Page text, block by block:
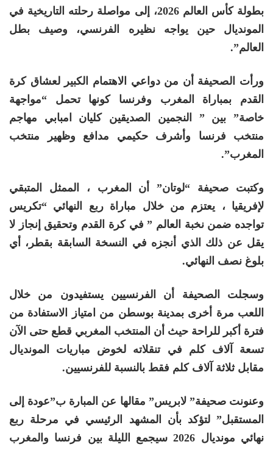
بطولة كأس العالم 2026، إلى مواصلة رحلته التاريخية في
المونديال حين يواجه نظيره الفرنسي، وصيف بطل
العالم”.
ورأت الصحيفة أن من دواعي الاهتمام الكبير لعشاق كرة
القدم بمباراة المغرب وفرنسا كونها تحمل “مواجهة
خاصة” بين ” النجمين الصديقين كليان امبابي مهاجم
منتخب فرنسا وأشرف حكيمي مدافع وظهير منتخب
المغرب”.
وكتبت صحيفة “لوتان” أن المغرب ، الممثل المتبقي
لإفريقيا ، يعتزم من خلال مباراة ربع النهائي “تكريس
تواجده ضمن نخبة العالم ” في كرة القدم وتحقيق إنجاز لا
يقل عن ذلك الذي أنجزه في النسخة السابقة بقطر، أي
بلوغ نصف النهائي.
وسجلت الصحيفة أن الفرنسيين يستفيدون من خلال
اللعب مرة أخرى بمدينة بوسطن من امتياز الاستفادة من
فترة أكبر للراحة حيث أن المنتخب المغربي قطع حتى الآن
تسعة آلاف كلم في تنقلاته لخوض مباريات المونديال
مقابل ثلاثة آلاف كلم فقط بالنسبة للفرنسيين.
وعنونت صحيفة” لابريس” مقالها عن المبارة ب”عودة إلى
المستقبل” لتؤكد بأن المشهد الرئيسي في مرحلة ربع
نهائي مونديال 2026 سيجمع الليلة بين فرنسا والمغرب